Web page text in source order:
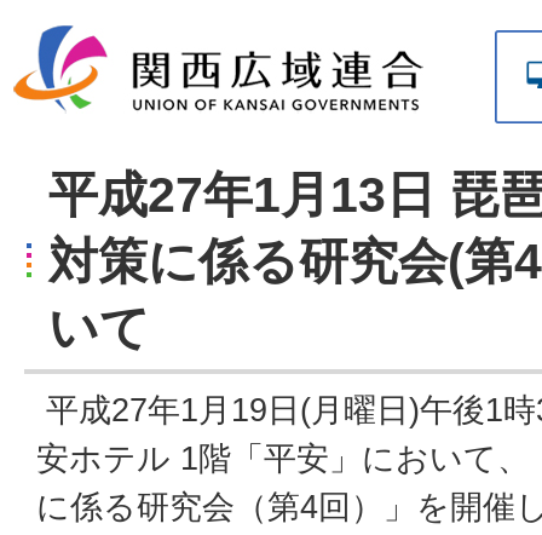
平成27年1月13日 琵
対策に係る研究会(第
いて
平成27年1月19日(月曜日)午後1
安ホテル 1階「平安」において、
に係る研究会（第4回）」を開催